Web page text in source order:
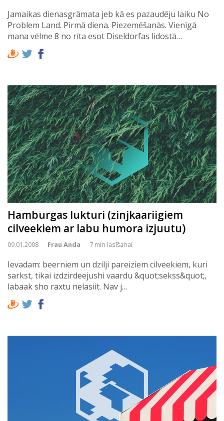
Jamaikas dienasgrāmata jeb kā es pazaudēju laiku No
Problem Land. Pirmā diena. Piezemēšanās. Vienīgā
mana vēlme 8 no rīta esot Diseldorfas lidostā…
Hamburgas lukturi (zinjkaariigiem
cilveekiem ar labu humora izjuutu)
09.01.2008 Frau Anda 7 min lasīšanai
Ievadam: beerniem un dzilji pareiziem cilveekiem, kuri
sarkst, tikai izdzirdeejushi vaardu &quot;sekss&quot;,
labaak sho raxtu nelasiit. Nav j…